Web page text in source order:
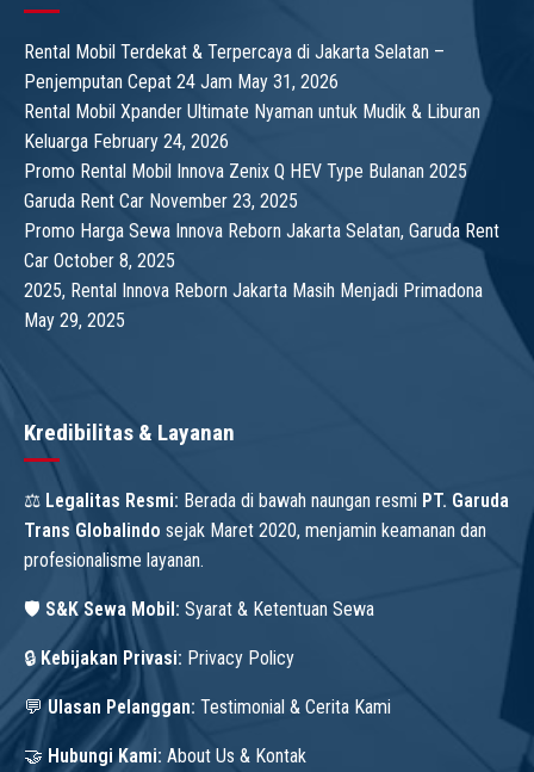
Rental Mobil Terdekat & Terpercaya di Jakarta Selatan –
Penjemputan Cepat 24 Jam May 31, 2026
Rental Mobil Xpander Ultimate Nyaman untuk Mudik & Liburan
Keluarga February 24, 2026
Promo Rental Mobil Innova Zenix Q HEV Type Bulanan 2025
Garuda Rent Car November 23, 2025
Promo Harga Sewa Innova Reborn Jakarta Selatan, Garuda Rent
Car October 8, 2025
2025, Rental Innova Reborn Jakarta Masih Menjadi Primadona
May 29, 2025
Kredibilitas & Layanan
⚖️ Legalitas Resmi: Berada di bawah naungan resmi PT. Garuda
Trans Globalindo sejak Maret 2020, menjamin keamanan dan
profesionalisme layanan.
🛡️ S&K Sewa Mobil: Syarat & Ketentuan Sewa
🔒 Kebijakan Privasi: Privacy Policy
💬Ulasan Pelanggan: Testimonial & Cerita Kami
🤝 Hubungi Kami: About Us & Kontak